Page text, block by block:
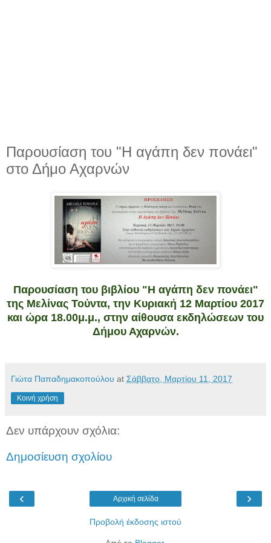
Παρουσίαση του "Η αγάπη δεν πονάει"
στο Δήμο Αχαρνών
Παρουσίαση του βιβλίου "Η αγάπη δεν πονάει"
της Μελίνας Τούντα, την Κυριακή 12 Μαρτίου 2017
και ώρα 18.00μ.μ., στην αίθουσα εκδηλώσεων του
Δήμου Αχαρνών.
Γιώτα Παπαδημακοπούλου at Σάββατο, Μαρτίου 11, 2017
Κοινή χρήση
Δεν υπάρχουν σχόλια:
Δημοσίευση σχολίου
‹ ›
Αρχική σελίδα
Προβολή έκδοσης ιστού